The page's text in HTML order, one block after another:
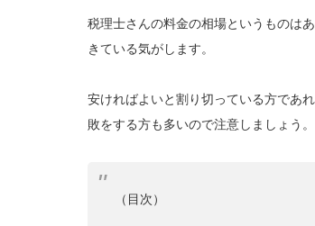
税理士さんの料金の相場というものは
きている気がします。
安ければよいと割り切っている方であ
敗をする方も多いので注意しましょう。
（目次）